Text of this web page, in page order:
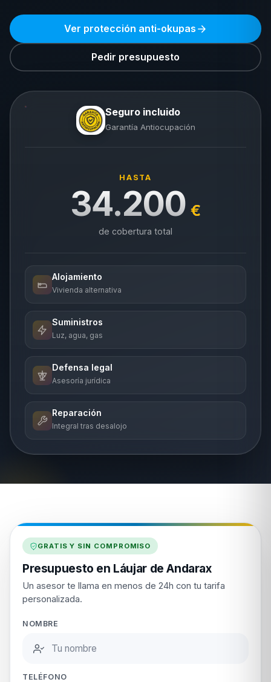
Ver protección anti-okupas
Pedir presupuesto
Seguro incluido
Garantía Antiocupación
HASTA
34.200 €
de cobertura total
Alojamiento
Vivienda alternativa
Suministros
Luz, agua, gas
Defensa legal
Asesoría jurídica
Reparación
Integral tras desalojo
GRATIS Y SIN COMPROMISO
Presupuesto en Láujar de Andarax
Un asesor te llama en menos de 24h con tu tarifa
personalizada.
NOMBRE
TELÉFONO